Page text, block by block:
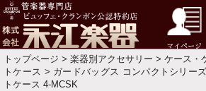
マイページ
トップページ > 楽器別アクセサリー > ケース・
トケース > ガードバッグス コンパクトシリー
トケース 4-MCSK
特定商取引法 プライ